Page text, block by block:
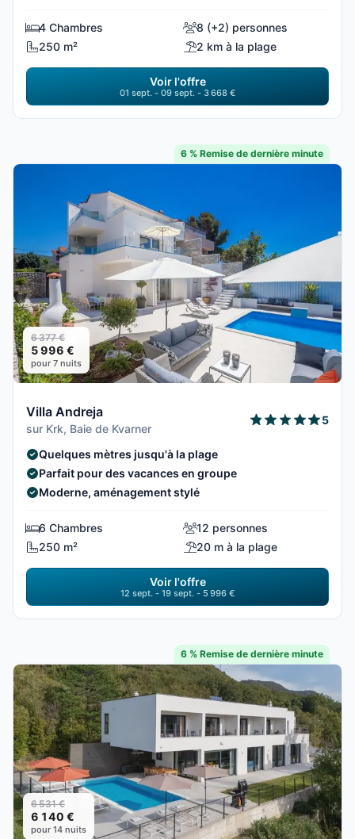
4 Chambres
8 (+2) personnes
250 m²
2 km à la plage
Voir l'offre
01 sept. - 09 sept. - 3 668 €
6 % Remise de dernière minute
6 377 €
5 996 €
pour 7 nuits
Villa Andreja
sur Krk, Baie de Kvarner
5
Quelques mètres jusqu'à la plage
Parfait pour des vacances en groupe
Moderne, aménagement stylé
6 Chambres
12 personnes
250 m²
20 m à la plage
Voir l'offre
12 sept. - 19 sept. - 5 996 €
6 % Remise de dernière minute
6 531 €
6 140 €
pour 14 nuits